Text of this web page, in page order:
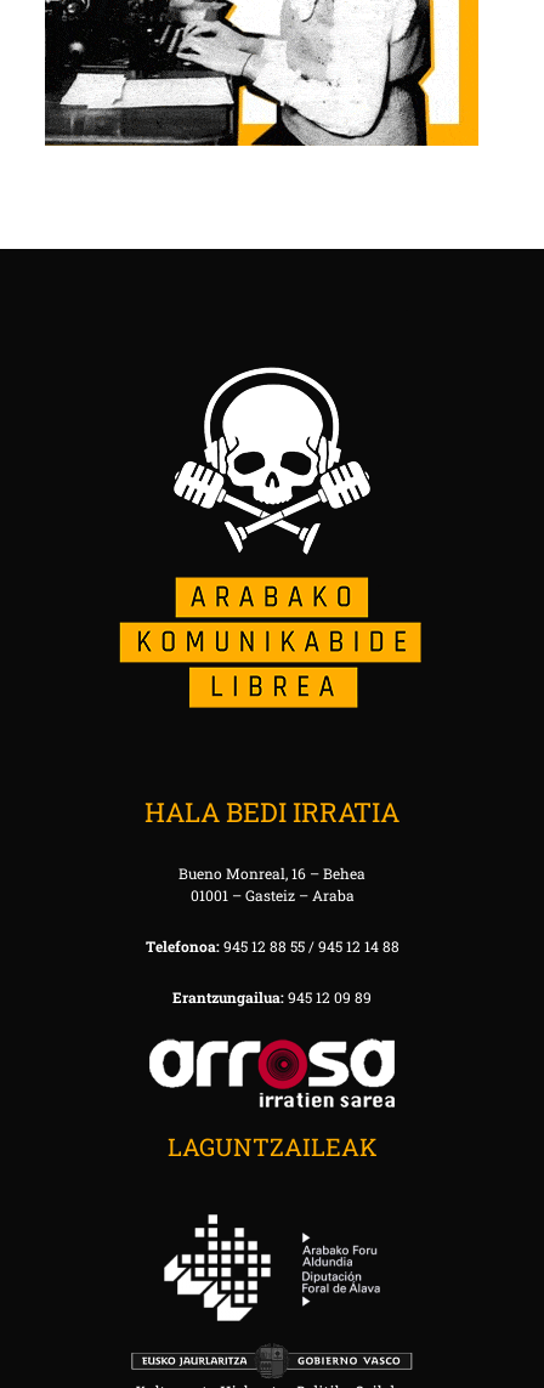
HALA BEDI IRRATIA
Bueno Monreal, 16 – Behea
01001 – Gasteiz – Araba
Telefonoa:945 12 88 55 / 945 12 14 88
Erantzungailua:945 12 09 89
LAGUNTZAILEAK